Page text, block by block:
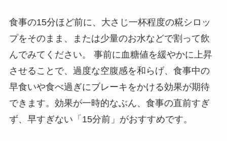
食事の15分ほど前に、大さじ一杯程度の糀シロッ
プをそのまま、または少量のお水などで割って飲
んでみてください。 事前に血糖値を緩やかに上昇
させることで、過度な空腹感を和らげ、食事中の
早食いや食べ過ぎにブレーキをかける効果が期待
できます。効果が一時的なぶん、食事の直前すぎ
ず、早すぎない「15分前」がおすすめです。